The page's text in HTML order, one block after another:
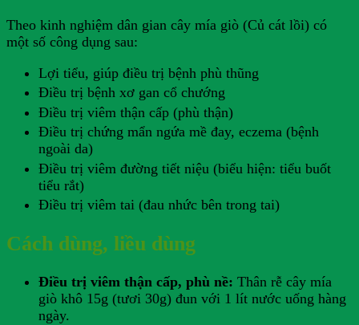
Theo kinh nghiệm dân gian cây mía giò (Củ cát lồi) có
một số công dụng sau:
Lợi tiểu, giúp điều trị bệnh phù thũng
Điều trị bệnh xơ gan cổ chướng
Điều trị viêm thận cấp (phù thận)
Điều trị chứng mẩn ngứa mề đay, eczema (bệnh
ngoài da)
Điều trị viêm đường tiết niệu (biểu hiện: tiểu buốt
tiểu rắt)
Điều trị viêm tai (đau nhức bên trong tai)
Cách dùng, liều dùng
Điều trị viêm thận cấp, phù nề: Thân rễ cây mía
giò khô 15g (tươi 30g) đun với 1 lít nước uống hàng
ngày.